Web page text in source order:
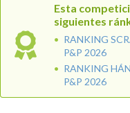
Esta
siguientes
RANKING
P&P 2026
RANKING
P&P 2026